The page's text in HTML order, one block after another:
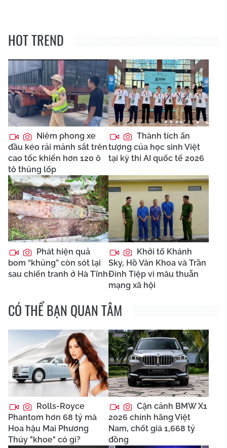
HOT TREND
Niêm phong xe
đầu kéo rải mảnh sắt trên
cao tốc khiến hơn 120 ô
tô thủng lốp
Thành tích ấn
tượng của học sinh Việt
tại kỳ thi AI quốc tế 2026
Phát hiện quả
bom “khủng” còn sót lại
sau chiến tranh ở Hà Tĩnh
Khởi tố Khánh
Sky, Hồ Văn Khoa và Trần
Đình Tiệp vì mâu thuẫn
mạng xã hội
CÓ THỂ BẠN QUAN TÂM
Rolls-Royce
Phantom hơn 68 tỷ mà
Hoa hậu Mai Phương
Thúy "khoe" có gì?
Cận cảnh BMW X1
2026 chính hãng Việt
Nam, chốt giá 1,668 tỷ
đồng